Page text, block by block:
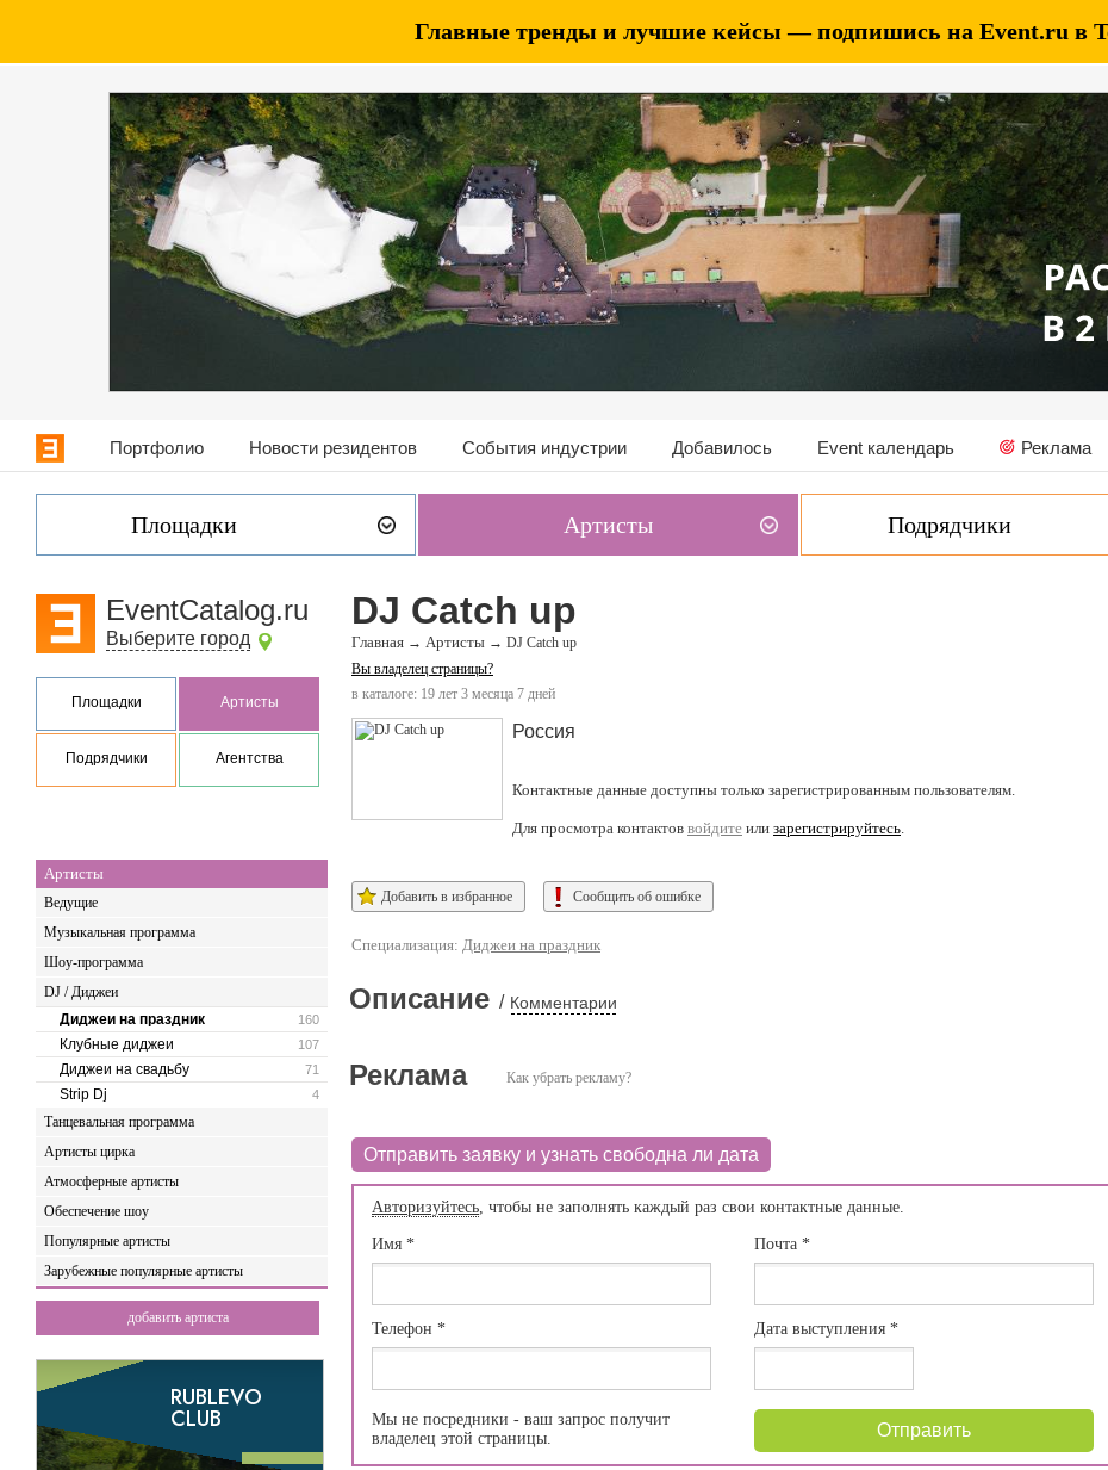
Главные тренды и лучшие кейсы — подпишись на Event.ru в
Портфолио Новости резидентов События индустрии Добавилось Event календарь Реклама
Площадки Артисты Подрядчики
EventCatalog.ru
Выберите город
Площадки Артисты
Подрядчики Агентства
Артисты
Ведущие
Музыкальная программа
Шоу-программа
DJ / Диджеи
160
Диджеи на праздник
107
Клубные диджеи
71
Диджеи на свадьбу
4
Strip Dj
Танцевальная программа
Артисты цирка
Атмосферные артисты
Обеспечение шоу
Популярные артисты
Зарубежные популярные артисты
добавить артиста
DJ Catch up
Главная → Артисты → DJ Catch up
Вы владелец страницы?
в каталоге: 19 лет 3 месяца 7 дней
Россия
Контактные данные доступны только зарегистрированным пользователям.
Для просмотра контактов войдите или зарегистрируйтесь.
Добавить в избранное Сообщить об ошибке
Специализация: Диджеи на праздник
Описание / Комментарии
Как убрать рекламу?
Реклама
Отправить заявку и узнать свободна ли дата
Авторизуйтесь, чтобы не заполнять каждый раз свои контактные данные.
Имя *
Телефон *
Мы не посредники - ваш запрос получит
владелец этой страницы.
Почта*
Дата выступления*
Отправить